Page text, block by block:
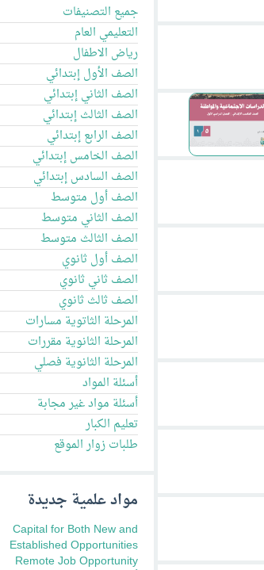
جميع التصنيفات
التعليمي العام
رياض الاطفال
الصف الأول إبتدائي
الصف الثاني إبتدائي
الصف الثالث إبتدائي
الصف الرابع إبتدائي
الصف الخامس إبتدائي
الصف السادس إبتدائي
الصف أول متوسط
الصف الثاني متوسط
الصف الثالث متوسط
الصف أول ثانوي
الصف ثاني ثانوي
الصف ثالث ثانوي
المرحلة الثاتوية مسارات
المرحلة الثانوية مقررات
المرحلة الثانوية فصلي
أسئلة المواد
أسئلة مواد غير مجابة
تعليم الكبار
طلبات زوار الموقع
مواد علمية جديدة
Capital for Both New and
Established Opportunities
Remote Job Opportunity